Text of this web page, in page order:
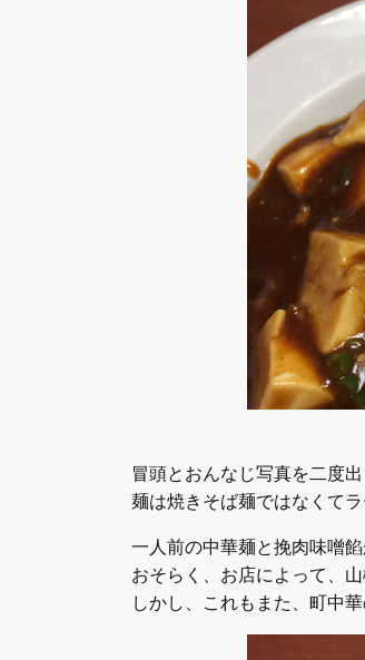
冒頭とおんなじ写真を二度
麺は焼きそば麺ではなくてラ
一人前の中華麺と挽肉味噌
おそらく、お店によって、
しかし、これもまた、町中